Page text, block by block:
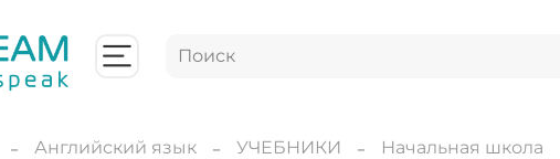
Английский язык УЧЕБНИКИ Начальная школа